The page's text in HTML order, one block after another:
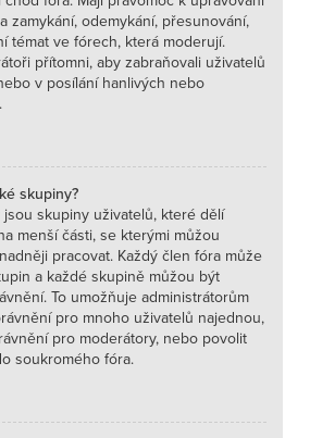
zamykání, odemykání, přesunování,
témat ve fórech, která moderují.
přítomni, aby zabraňovali uživatelů
v posílání hanlivých nebo
skupiny?
skupiny uživatelů, které dělí
menší části, se kterými můžou
pracovat. Každý člen fóra může
a každé skupině můžou být
To umožňuje administrátorům
pro mnoho uživatelů najednou,
pro moderátory, nebo povolit
soukromého fóra.